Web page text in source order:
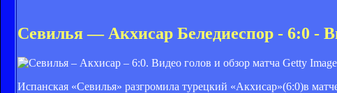
Севилья — Акхисар Беледиеспор - 6:0 -
Getty
Испанская «Севилья» разгромила турецкий «Акхисар»(6:0)в